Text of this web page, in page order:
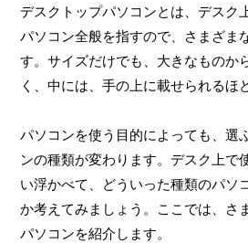
デスクトップパソコンとは、デスク
パソコン全般を指すので、さまざま
す。サイズだけでも、大きなものか
く、中には、手の上に載せられるほ
パソコンを使う目的によっても、選
ンの種類が変わります。デスク上で
い浮かべて、どういった種類のパソ
か考えてみましょう。ここでは、さ
パソコンを紹介します。